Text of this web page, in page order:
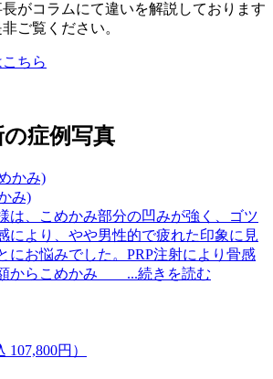
長がコラムにて違いを解説しております
ご覧ください。
ちら
症例写真
み)
は、こめかみ部分の凹みが強く、ゴツ
により、やや男性的で疲れた印象に見
にお悩みでした。PRP注射により骨感
からこめかみ ...続きを読む
107,800円）